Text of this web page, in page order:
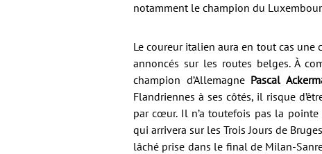
notamment le champion du
Le coureur italien aura en tout cas une
annoncés sur les routes belges. À
champion d’Allemagne Pascal
Flandriennes à ses côtés, il risque
par cœur. Il n’a toutefois pas la
qui arrivera sur les Trois Jours de
lâché prise dans le final de Milan-